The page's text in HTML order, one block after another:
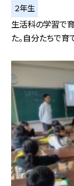
２年生
生活科の学習で
た。自分たちで育